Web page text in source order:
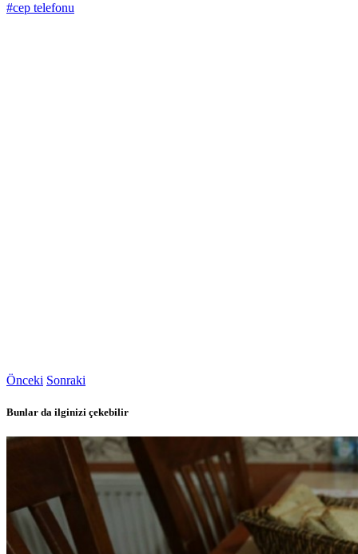
#cep telefonu
Önceki Sonraki
Bunlar da ilginizi çekebilir